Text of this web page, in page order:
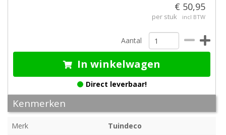
€ 50,95
per stuk incl BTW
Aantal
In winkelwagen
Direct leverbaar!
Kenmerken
Merk
Tuindeco